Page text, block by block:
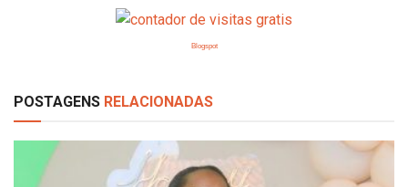
Blogspot
POSTAGENS RELACIONADAS